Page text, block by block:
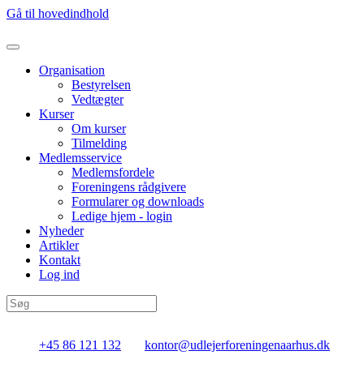
Gå til hovedindhold
Organisation
Bestyrelsen
Vedtægter
Kurser
Om kurser
Tilmelding
Medlemsservice
Medlemsfordele
Foreningens rådgivere
Formularer og downloads
Ledige hjem - login
Nyheder
Artikler
Kontakt
Log ind
+45 86 121 132 kontor@udlejerforeningenaarhus.dk